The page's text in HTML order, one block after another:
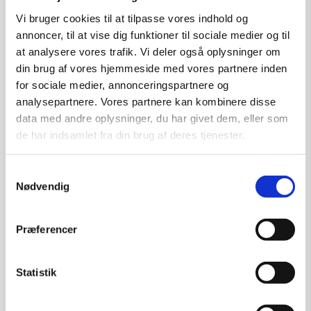
Vi bruger cookies til at tilpasse vores indhold og
annoncer, til at vise dig funktioner til sociale medier og til
at analysere vores trafik. Vi deler også oplysninger om
din brug af vores hjemmeside med vores partnere inden
for sociale medier, annonceringspartnere og
analysepartnere. Vores partnere kan kombinere disse
data med andre oplysninger, du har givet dem, eller som
de har indsamlet fra din brug af deres tjenester.
Nødvendig
Præferencer
Statistik
Tilføj til kurv